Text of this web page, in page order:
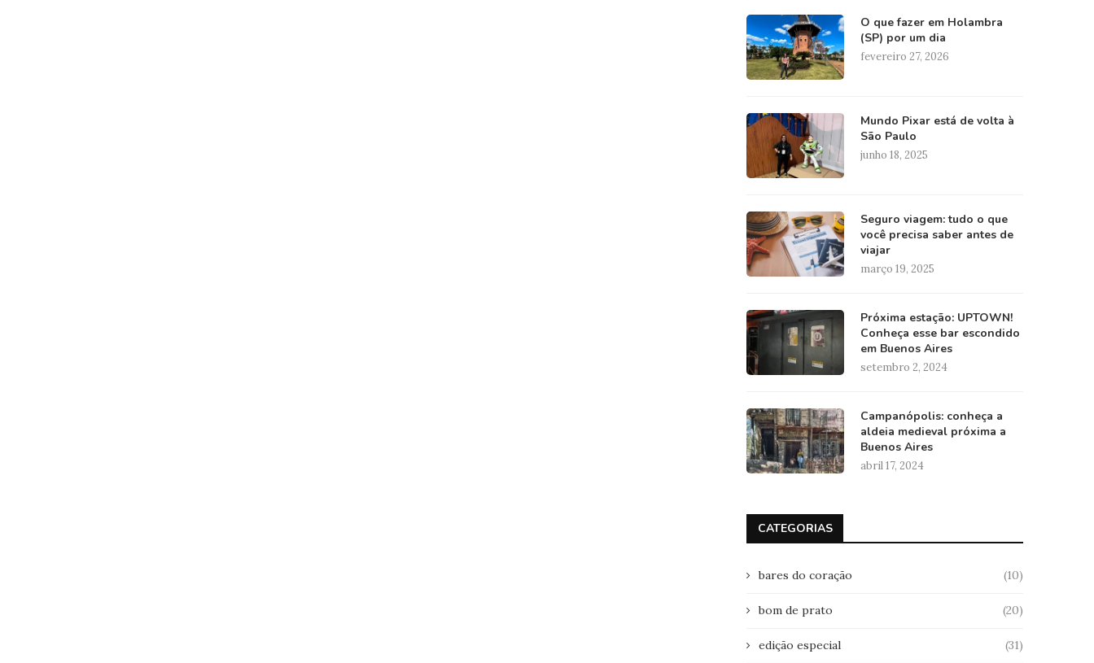
O que fazer em Holambra
(SP) por um dia
fevereiro 27, 2026
Mundo Pixar está de volta à
São Paulo
junho 18, 2025
Seguro viagem: tudo o que
você precisa saber antes de
viajar
março 19, 2025
Próxima estação: UPTOWN!
Conheça esse bar escondido
em Buenos Aires
setembro 2, 2024
Campanópolis: conheça a
aldeia medieval próxima a
Buenos Aires
abril 17, 2024
CATEGORIAS
bares do coração (10)
bom de prato (20)
edição especial (31)